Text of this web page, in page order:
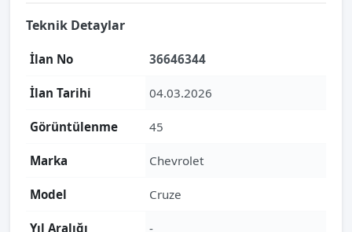
Teknik Detaylar
İlan No 36646344
İlan Tarihi 04.03.2026
Görüntülenme 45
Marka Chevrolet
Model Cruze
Yıl Aralığı -